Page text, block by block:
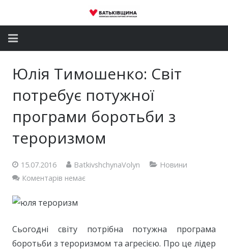
Депутатський корпус
Контакти
Юлія Тимошенко: Світ
потребує потужної
програми боротьби з
тероризмом
15.07.2016 BatkivshchynaVolyn
Новини
Коментарів немає
Сьогодні світу потрібна потужна програма
боротьби з тероризмом та агресією. Про це лідер